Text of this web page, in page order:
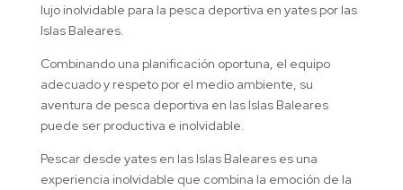
Combinando una planificación oportuna, el equipo
adecuado y respeto por el medio ambiente, su
aventura de pesca deportiva en las Islas Baleares
puede ser productiva e inolvidable.
Pescar desde yates en las Islas Baleares es una
experiencia inolvidable que combina la emoción de la